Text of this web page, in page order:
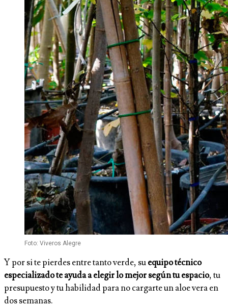
Foto: Viveros Alegre
Y por si te pierdes entre tanto verde, suequipo técnico
especializado te ayuda a elegir lo mejor según tu espacio, tu
presupuesto y tu habilidad para no cargarte un aloe vera en
dos semanas.